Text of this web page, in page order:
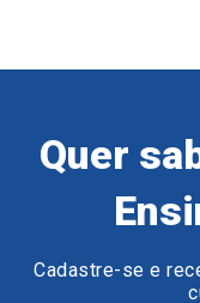
Quer
Cadastre-se e